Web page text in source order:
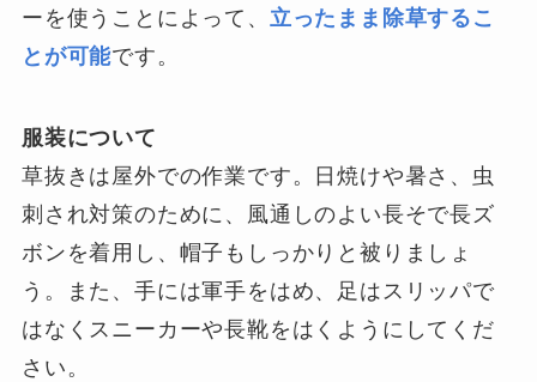
ーを使うことによって、 立ったまま除草するこ
とが可能です。
服装について
草抜きは屋外での作業です。日焼けや暑さ、虫
刺され対策のために、風通しのよい長そで長ズ
ボンを着用し、帽子もしっかりと被りましょ
う。また、手には軍手をはめ、足はスリッパで
はなくスニーカーや長靴をはくようにしてくだ
さい。